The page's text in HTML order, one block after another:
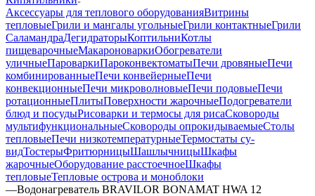
Аксессуары для теплового оборудованияВитрины
тепловыеГрили и мангалы угольныеГрили контактныеГрили
СаламандраДегидраторыКоптильниКотлы
пищеварочныеМакароноваркиОбогреватели
уличныеПароваркиПароконвектоматыПечи дровяныеПечи
комбинированныеПечи конвейерныеПечи
конвекционныеПечи микроволновыеПечи подовыеПечи
ротационныеПлитыПоверхности жарочныеПодогреватели
блюд и посудыРисоварки и термосы для рисаСковороды
мультифункциональныеСковороды опрокидываемыеСтолы
тепловыеПечи низкотемпературныеТермостаты су-
видТостерыФритюрницыШашлычницыШкафы
жарочныеОборудование расстоечноеШкафы
тепловыеТепловые острова и моноблоки
—Водонагреватель BRAVILOR BONAMAT HWA 12